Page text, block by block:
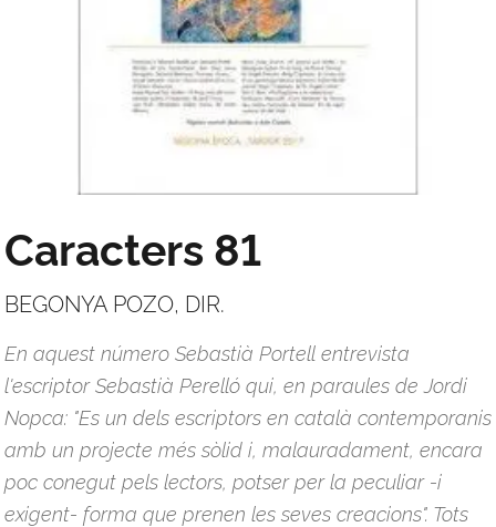
Caracters 81
BEGONYA POZO, DIR.
En aquest número Sebastià Portell entrevista
l'escriptor Sebastià Perelló qui, en paraules de Jordi
Nopca: "Es un dels escriptors en català contemporanis
amb un projecte més sòlid i, malauradament, encara
poc conegut pels lectors, potser per la peculiar -i
exigent- forma que prenen les seves creacions". Tots